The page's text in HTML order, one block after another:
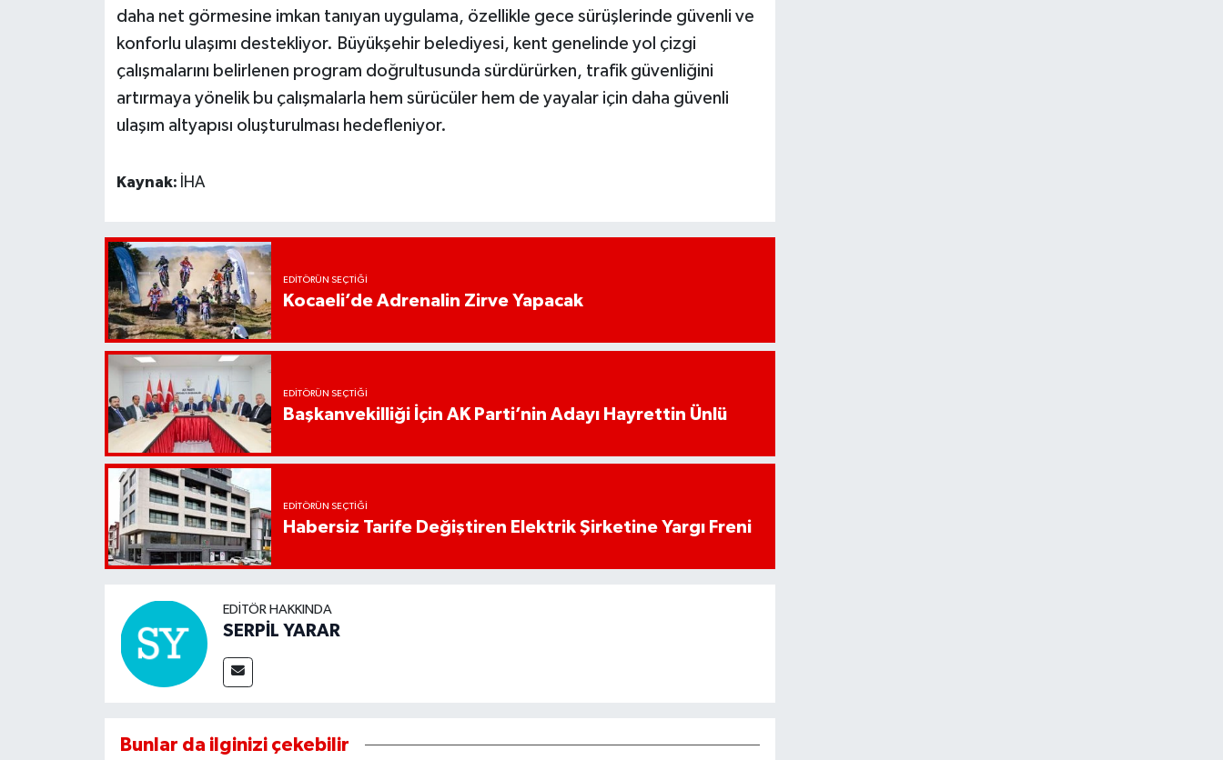
daha net görmesine imkan tanıyan uygulama, özellikle gece sürüşlerinde güvenli ve
konforlu ulaşımı destekliyor. Büyükşehir belediyesi, kent genelinde yol çizgi
çalışmalarını belirlenen program doğrultusunda sürdürürken, trafik güvenliğini
artırmaya yönelik bu çalışmalarla hem sürücüler hem de yayalar için daha güvenli
ulaşım altyapısı oluşturulması hedefleniyor.
Kaynak: İHA
EDITÖRÜN SEÇTIĞI
Kocaeli’de Adrenalin Zirve Yapacak
EDITÖRÜN SEÇTIĞI
Başkanvekilliği İçin AK Parti’nin Adayı Hayrettin Ünlü
EDITÖRÜN SEÇTIĞI
Habersiz Tarife Değiştiren Elektrik Şirketine Yargı Freni
EDITÖR HAKKINDA
SERPİL YARAR
Bunlar da ilginizi çekebilir